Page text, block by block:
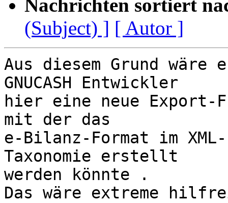
Nachrichten sortiert
(Subject) ] [ Autor ]
Aus diesem Grund
GNUCASH Entwickler
hier eine neue Export-
mit der das
e-Bilanz-Format im
Taxonomie erstellt
werden könnte .
Das wäre extreme